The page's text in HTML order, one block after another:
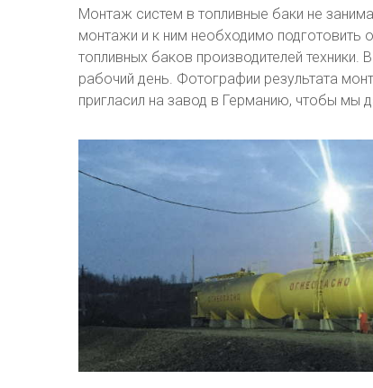
Монтаж систем в топливные баки не
монтажи и к ним необходимо подготовить
топливных баков производителей техники.
рабочий день. Фотографии результата
пригласил на завод в Германию, чтобы мы